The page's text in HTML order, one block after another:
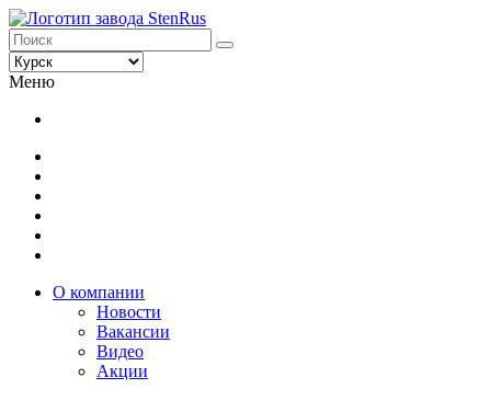
Меню
О компании
Новости
Вакансии
Видео
Акции